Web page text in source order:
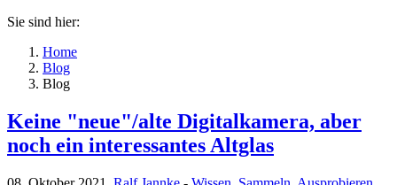
Sie sind hier:
Home
Blog
Blog
Keine "neue"/alte Digitalkamera, aber
noch ein interessantes Altglas